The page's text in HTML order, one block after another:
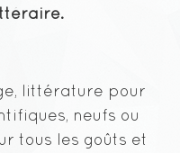
littérature pour
neufs ou
tous les goûts et